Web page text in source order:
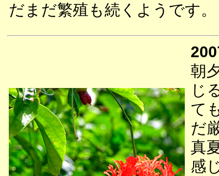
だまだ繁殖も続くようです。
朝
じ
て
だ
真
感